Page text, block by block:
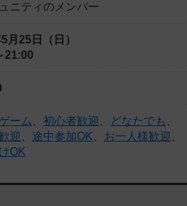
ニティのメンバー
月25日（日）
21:00
ーム 初心者歓迎 どなたでも
迎
途中参加OK お一人様歓迎
OK